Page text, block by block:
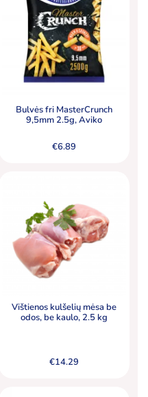
Bulvės fri MasterCrunch
9,5mm 2.5g, Aviko
€6.89
Vištienos kulšelių mėsa be
odos, be kaulo, 2.5 kg
€14.29